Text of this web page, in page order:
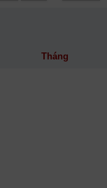
Tháng